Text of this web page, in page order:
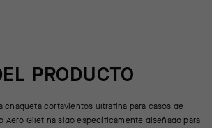
PRODUCTO
chaqueta cortavientos ultrafina para casos de
Aero Gilet ha sido específicamente diseñado para